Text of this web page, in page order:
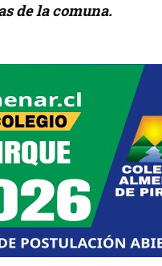
de la comuna.